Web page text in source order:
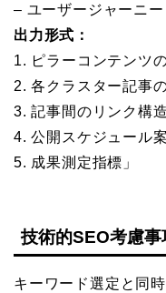
– ユーザージャーニ
出力形式：
1. ピラーコンテンツ
2. 各クラスター記事
3. 記事間のリンク構
4. 公開スケジュール案
5. 成果測定指標」
技術的SEO考慮事
キーワード選定と同